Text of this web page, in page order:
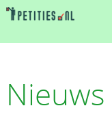
Nieuws